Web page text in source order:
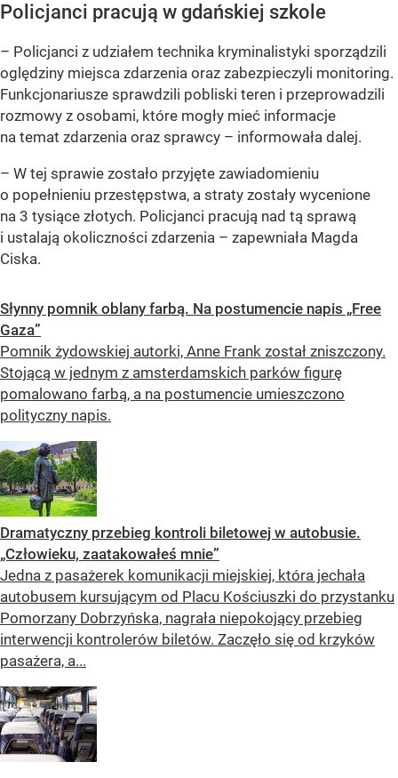
Policjanci pracują w gdańskiej szkole
– Policjanci z udziałem technika kryminalistyki sporządzili
oględziny miejsca zdarzenia oraz zabezpieczyli monitoring.
Funkcjonariusze sprawdzili pobliski teren i przeprowadzili
rozmowy z osobami, które mogły mieć informacje
na temat zdarzenia oraz sprawcy – informowała dalej.
– W tej sprawie zostało przyjęte zawiadomieniu
o popełnieniu przestępstwa, a straty zostały wycenione
na 3 tysiące złotych. Policjanci pracują nad tą sprawą
i ustalają okoliczności zdarzenia – zapewniała Magda
Ciska.
Słynny pomnik oblany farbą. Na postumencie napis „Free
Gaza”
Pomnik żydowskiej autorki, Anne Frank został zniszczony.
Stojącą w jednym z amsterdamskich parków figurę
pomalowano farbą, a na postumencie umieszczono
polityczny napis.
Dramatyczny przebieg kontroli biletowej w autobusie.
„Człowieku, zaatakowałeś mnie”
Jedna z pasażerek komunikacji miejskiej, która jechała
autobusem kursującym od Placu Kościuszki do przystanku
Pomorzany Dobrzyńska, nagrała niepokojący przebieg
interwencji kontrolerów biletów. Zaczęło się od krzyków
pasażera, a...